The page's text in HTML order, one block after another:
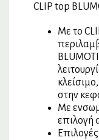
CLIP top
Με το
στην
Με
επιλογή